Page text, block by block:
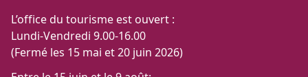
L’office du tourisme est ouvert :
Lundi-Vendredi 9.00-16.00
(Fermé les 15 mai et 20 juin 2026)